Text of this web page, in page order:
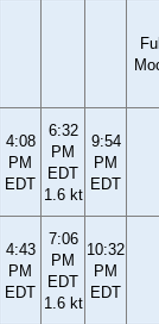
4:08
PM
EDT
6:32
PM
EDT
1.6 kt
9:54
PM
EDT
4:43
PM
EDT
7:06
PM
EDT
1.6 kt
10:32
PM
EDT